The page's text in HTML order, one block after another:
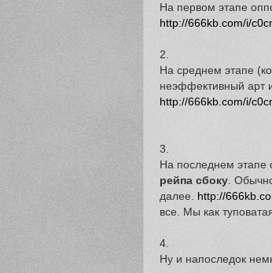
На первом этапе
http://666kb.com/i/
2.
На среднем этапе
неэффективный арт
http://666kb.com/i/
3.
На последнем этапе
рейпа сбоку .
далее.
http://
все. Мы как
4.
Ну и напоследок